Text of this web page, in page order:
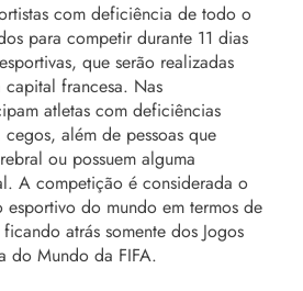
com deficiência de todo o
para competir durante 11 dias
que serão realizadas
francesa. Nas
atletas com deficiências
além de pessoas que
ou possuem alguma
A competição é considerada o
esportivo do mundo em termos de
atrás somente dos Jogos
do Mundo da FIFA.